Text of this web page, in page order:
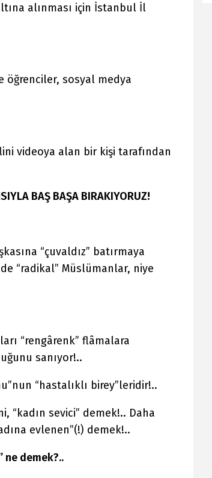
alınması için İstanbul İl
öğrenciler, sosyal medya
videoya alan bir kişi tarafından
BAŞ BAŞA BIRAKIYORUZ!
“çuvaldız” batırmaya
“radikal” Müslümanlar, niye
“rengârenk” flâmalara
sanıyor!..
“hastalıklı birey”leridir!..
“kadın sevici” demek!.. Daha
evlenen”(!) demek!..
ne demek?..